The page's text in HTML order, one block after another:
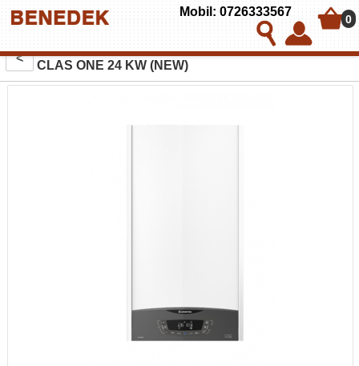
Mobil: 0726333567
0
<
CENTRALA TERMICA IN CONDENSATIE ARISTON
CLAS ONE 24 KW (NEW)